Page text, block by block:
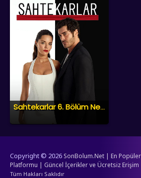
Sahtekarlar 6. Bölüm Ne Zaman? Yeni Bölüm Yayın Tarihi
Copyright © 2026 SonBolum.Net | En
Platformu | Güncel İçerikler ve Ücretsiz Erişim
Tüm Hakları Saklıdır